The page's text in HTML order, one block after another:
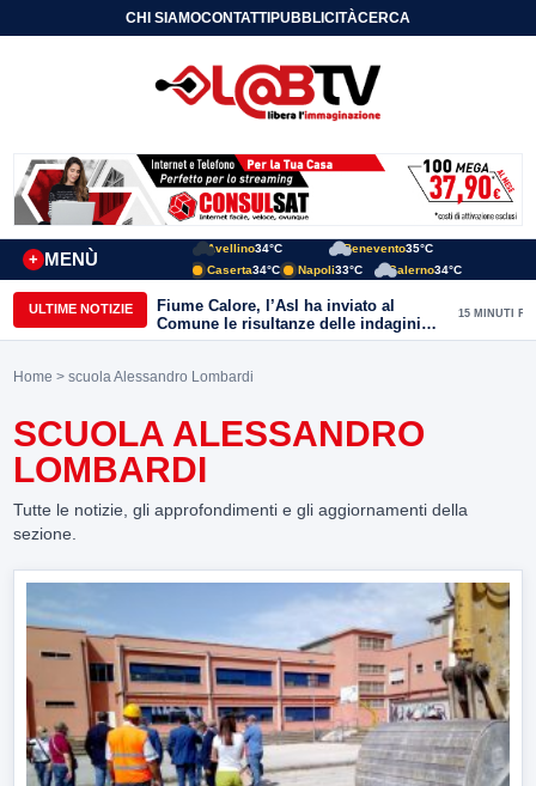
CHI SIAMOCONTATTIPUBBLICITÀCERCA
MENÙ
+
Avellino34°C Benevento35°C
Caserta34°C Napoli33°C Salerno34°C
ULTIME NOTIZIE
Fiume Calore, l’Asl ha inviato al
Comune le risultanze delle indagini
effettuate
15 MINUTI FA
Home > scuola Alessandro Lombardi
SCUOLA ALESSANDRO
LOMBARDI
Tutte le notizie, gli approfondimenti e gli aggiornamenti della
sezione.